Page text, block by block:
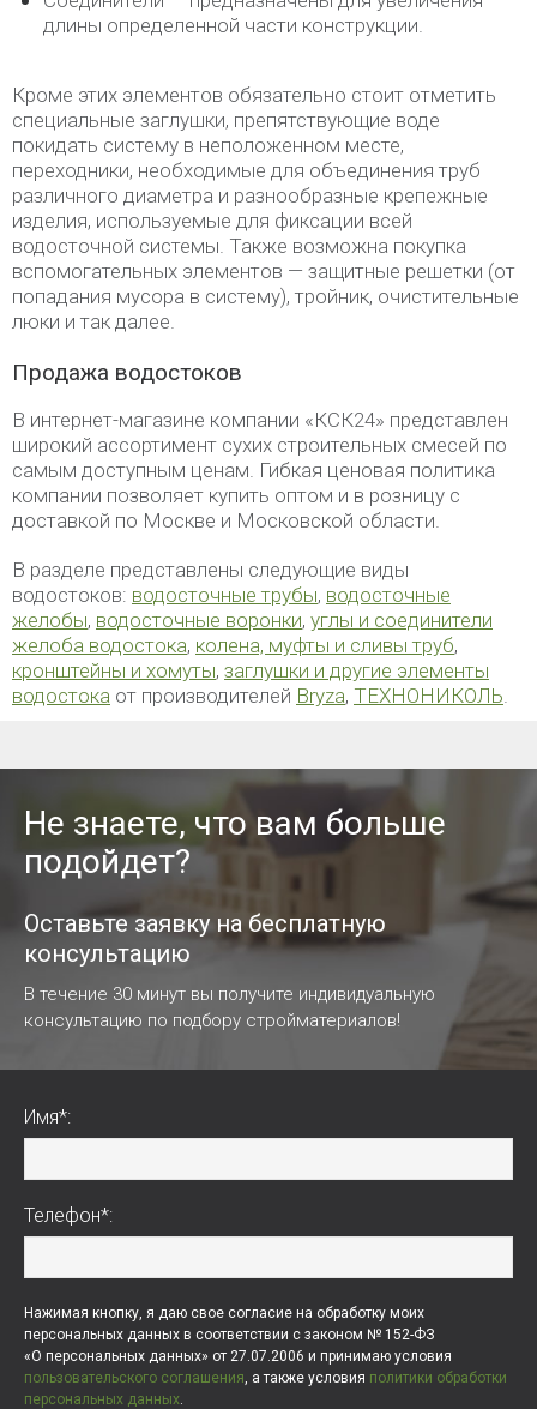
длины определенной части конструкции.
Кроме этих элементов обязательно стоит отметить
специальные заглушки, препятствующие воде
покидать систему в неположенном месте,
переходники, необходимые для объединения труб
различного диаметра и разнообразные крепежные
изделия, используемые для фиксации всей
водосточной системы. Также возможна покупка
вспомогательных элементов — защитные решетки (от
попадания мусора в систему), тройник, очистительные
люки и так далее.
Продажа водостоков
В интернет-магазине компании «КСК24» представлен
широкий ассортимент сухих строительных смесей по
самым доступным ценам. Гибкая ценовая политика
компании позволяет купить оптом и в розницу с
доставкой по Москве и Московской области.
В разделе представлены следующие виды
водостоков: водосточные трубы, водосточные
желобы, водосточные воронки, углы и соединители
желоба водостока, колена, муфты и сливы труб,
кронштейны и хомуты, заглушки и другие элементы
водостока от производителей Bryza, ТЕХНОНИКОЛЬ
Не знаете, что вам больше
подойдет?
Оставьте заявку на бесплатную
консультацию
В течение 30 минут вы получите индивидуальную
консультацию по подбору стройматериалов!
Имя*:
Телефон*:
Нажимая кнопку, я даю свое согласие на обработку моих
персональных данных в соответствии с законом № 152-ФЗ
«О персональных данных» от 27.07.2006 и принимаю условия
пользовательского соглашения, а также условия политики обработки
персональных данных.